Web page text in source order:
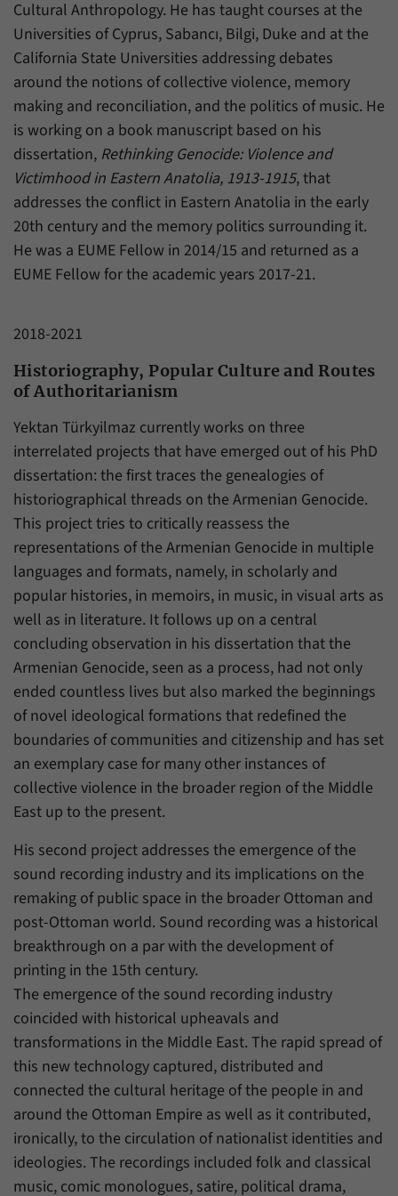
Cultural Anthropology. He has taught courses at the
Universities of Cyprus, Sabancı, Bilgi, Duke and at the
California State Universities addressing debates
around the notions of collective violence, memory
making and reconciliation, and the politics of music. He
is working on a book manuscript based on his
dissertation, Rethinking Genocide: Violence and
Victimhood in Eastern Anatolia, 1913-1915, that
addresses the conflict in Eastern Anatolia in the early
20th century and the memory politics surrounding it.
He was a EUME Fellow in 2014/15 and returned as a
EUME Fellow for the academic years 2017-21.
2018-2021
Historiography, Popular Culture and Routes
of Authoritarianism
Yektan Türkyilmaz currently works on three
interrelated projects that have emerged out of his PhD
dissertation: the first traces the genealogies of
historiographical threads on the Armenian Genocide.
This project tries to critically reassess the
representations of the Armenian Genocide in multiple
languages and formats, namely, in scholarly and
popular histories, in memoirs, in music, in visual arts as
well as in literature. It follows up on a central
concluding observation in his dissertation that the
Armenian Genocide, seen as a process, had not only
ended countless lives but also marked the beginnings
of novel ideological formations that redefined the
boundaries of communities and citizenship and has set
an exemplary case for many other instances of
collective violence in the broader region of the Middle
East up to the present.
His second project addresses the emergence of the
sound recording industry and its implications on the
remaking of public space in the broader Ottoman and
post-Ottoman world. Sound recording was a historical
breakthrough on a par with the development of
printing in the 15th century.
The emergence of the sound recording industry
coincided with historical upheavals and
transformations in the Middle East. The rapid spread of
this new technology captured, distributed and
connected the cultural heritage of the people in and
around the Ottoman Empire as well as it contributed,
ironically, to the circulation of nationalist identities and
ideologies. The recordings included folk and classical
music, comic monologues, satire, political drama,
Zweck
generierte ID, für die historische Speicherung
Ihrer vorgenommen Einstellungen, falls der
Webseiten-Betreiber dies eingestellt hat.
Name _pk_ref
Anbieter Matomo
Laufzeit 6 Monate
Zweck
Mit diesem Cookie können wir speichern, von
welcher Internetseite oder Suchmaschine
Besucher durch eine Verlinkung auf unsere
Internetseite weitergeleitet wurden.
Name _pk_ses
Laufzeit
Mit diesem Cookie können wir für kurze Zeit
Daten über den aktuellen Aufenthalt von
Besuchern auf unserer Internetseite
speichern.